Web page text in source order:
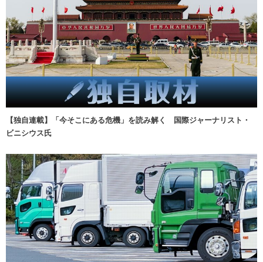
【独自連載】「今そこにある危機」を読み解く 国際ジャーナリスト・
ビニシウス氏